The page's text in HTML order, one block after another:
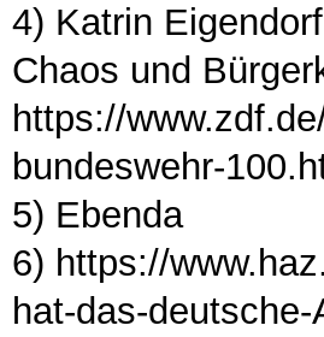
4) Katrin
Chaos und
https://
bundeswehr-
5) Ebenda
6) https://
hat-das-